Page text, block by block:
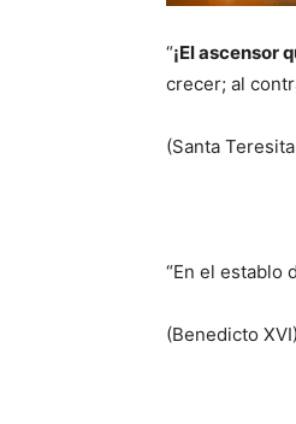
“¡El ascensor
crecer; al
(Santa
“En el establo
(Benedicto XVI)